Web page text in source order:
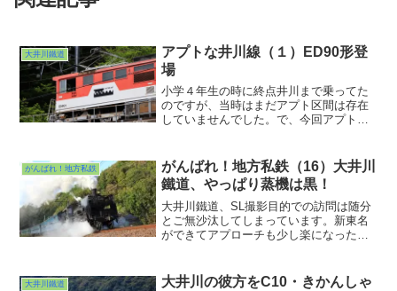
大井川鐵道
アプトな井川線（１）ED90形登
場
小学４年生の時に終点井川まで乗ってた
のですが、当時はまだアプト区間は存在
していませんでした。で、今回アプト式
はり本物の迫力には敵いません。２両の
機関車が峠の往来を手助けする。ちょっ
とかつての碓氷峠の光景を思い出してし
まったひとときでした。
がんばれ！地方私鉄
がんばれ！地方私鉄（16）大井川
鐵道、やっぱり蒸機は黒！
大井川鐵道、SL撮影目的での訪問は随分
とご無沙汰してしまっています。新東名
ができてアプローチも少し楽になったこ
ぁ、個人的にはw
大井川鐵道
大井川の彼方をC10・きかんしゃ